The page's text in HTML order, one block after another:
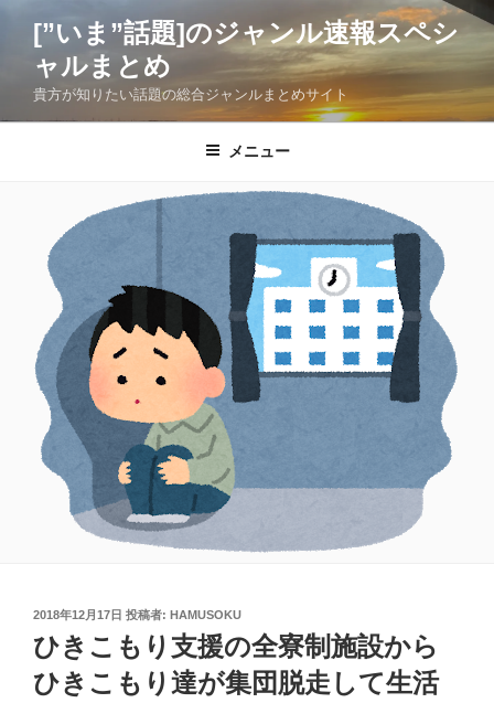
ツ
[”いま”話題]のジャンル速報スペシ
ャルまとめ
貴方が知りたい話題の総合ジャンルまとめサイト
メニュー
投
稿
日:
2018年12月17日 投稿者: HAMUSOKU
ひきこもり支援の全寮制施設から
ひきこもり達が集団脱走して生活